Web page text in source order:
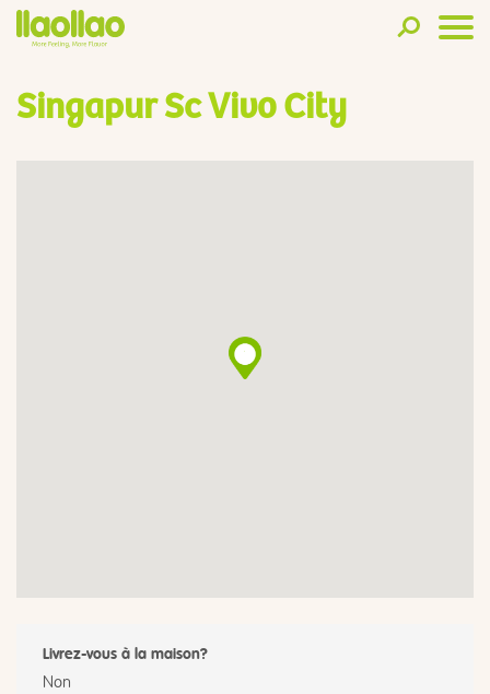
Singapur Sc Vivo City
Livrez-vous à la maison?
Non